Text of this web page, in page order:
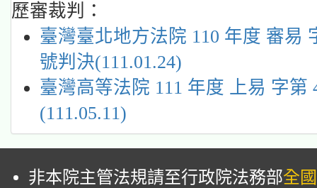
歷審裁判：
臺灣臺北地方法院 110 年度 審易
號判決(111.01.24)
臺灣高等法院 111 年度 上易 字第
(111.05.11)
非本院主管法規請至行政院法務部全